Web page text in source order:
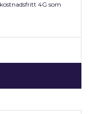
4G som